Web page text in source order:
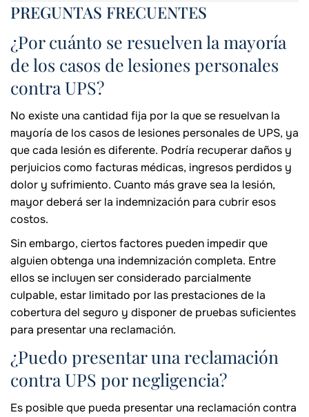
PREGUNTAS FRECUENTES
¿Por cuánto se resuelven la mayoría
de los casos de lesiones personales
contra UPS?
No existe una cantidad fija por la que se resuelvan la
mayoría de los casos de lesiones personales de UPS, ya
que cada lesión es diferente. Podría recuperar daños y
perjuicios como facturas médicas, ingresos perdidos y
dolor y sufrimiento. Cuanto más grave sea la lesión,
mayor deberá ser la indemnización para cubrir esos
costos.
Sin embargo, ciertos factores pueden impedir que
alguien obtenga una indemnización completa. Entre
ellos se incluyen ser considerado parcialmente
culpable, estar limitado por las prestaciones de la
cobertura del seguro y disponer de pruebas suficientes
para presentar una reclamación.
¿Puedo presentar una reclamación
contra UPS por negligencia?
Es posible que pueda presentar una reclamación contra